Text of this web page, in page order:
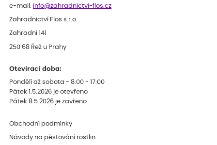
e-mail: info@zahradnictvi-flos.cz
Zahradnictví Flos s.r.o.
Zahradní 141
250 68 Řež u Prahy
Otevírací doba:
Pondělí až sobota - 8:00 - 17:00
Pátek 1.5.2026 je otevřeno
Pátek 8.5.2026 je zavřeno
Obchodní podmínky
Návody na pěstování rostlin